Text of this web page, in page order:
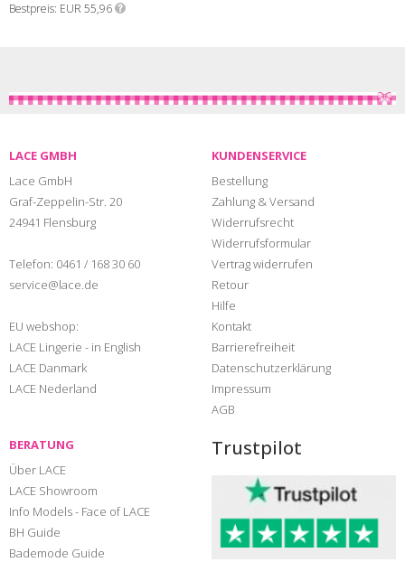
Bestpreis EUR 55,96
LACE GMBH
Lace GmbH
Graf-Zeppelin-Str. 20
24941 Flensburg
Telefon: 0461 / 168 30 60
service@lace.de
EU webshop:
LACE Lingerie - in English
LACE Danmark
LACE Nederland
KUNDENSERVICE
Bestellung
Zahlung & Versand
Widerrufsrecht
Widerrufsformular
Vertrag widerrufen
Retour
Hilfe
Kontakt
Barrierefreiheit
Datenschutzerklärung
Impressum
AGB
BERATUNG
Über LACE
LACE Showroom
Info Models - Face of LACE
BH Guide
Bademode Guide
Trustpilot